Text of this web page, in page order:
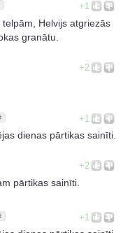
+1
Helvijs atgriezās
granātu.
+2
+1
dienas pārtikas sainīti.
+2
pārtikas sainīti.
+1